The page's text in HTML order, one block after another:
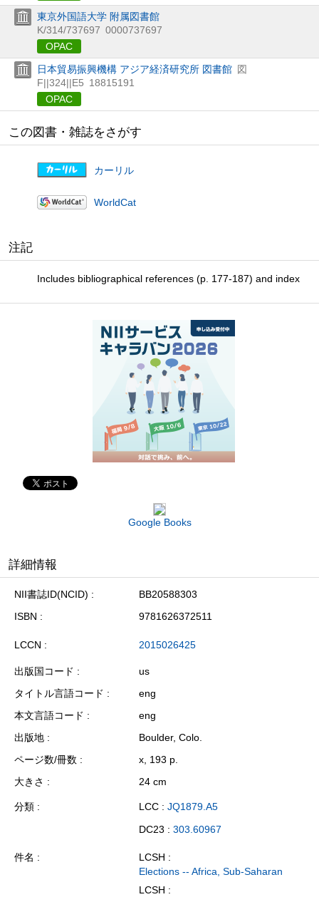
東京外国語大学 附属図書館
K/314/737697 0000737697
OPAC
日本貿易振興機構 アジア経済研究所 図書館 図
F||324||E5 18815191
OPAC
この図書・雑誌をさがす
カーリル
WorldCat
注記
Includes bibliographical references (p. 177-187) and index
Google Books
詳細情報
NII書誌ID(NCID)
BB20588303
ISBN
9781626372511
LCCN 2015026425
出版国コード
us
タイトル言語コード
eng
本文言語コード
eng
出版地
Boulder, Colo.
ページ数/冊数
x, 193 p.
大きさ
24 cm
分類 LCC : JQ1879.A5
DC23 : 303.60967
件名
LCSH :
Elections -- Africa, Sub-Saharan
LCSH :